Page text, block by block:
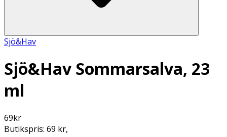
Sjö&Hav
Sjö&Hav Sommarsalva, 23
ml
69kr
Butikspris: 69 kr,